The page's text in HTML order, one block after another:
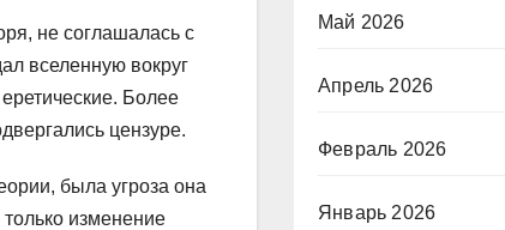
не соглашалась с
вселенную вокруг
Более
цензуре.
была угроза она
изменение
Май 2026
Апрель 2026
Февраль 2026
Январь 2026